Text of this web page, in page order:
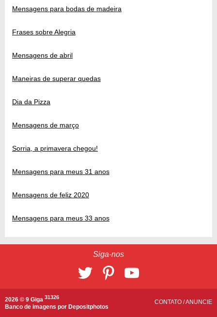
Mensagens para bodas de madeira
Frases sobre Alegria
Mensagens de abril
Maneiras de superar quedas
Dia da Pizza
Mensagens de março
Sorria, a primavera chegou!
Mensagens para meus 31 anos
Mensagens de feliz 2020
Mensagens para meus 33 anos
Siga-nos
2026 © 9 Giga 31326
Banco de imagens por Depositphotos
CONTATO /ANUNCIE